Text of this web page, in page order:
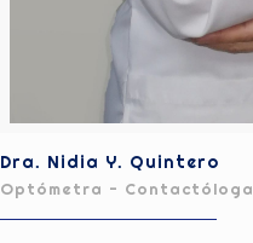
Dra. Nidia Y. Quintero
Optómetra - Contactóloga